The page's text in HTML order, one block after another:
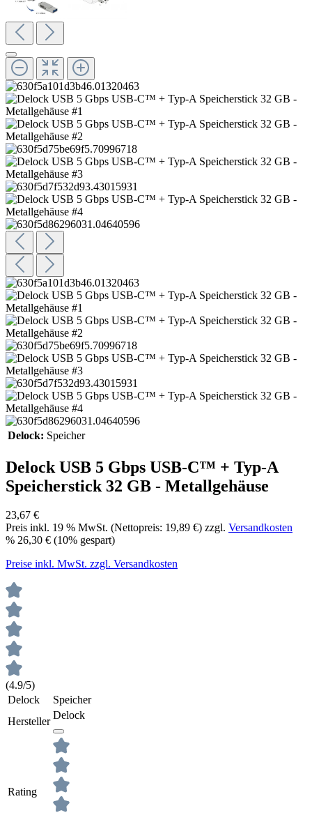
Delock: Speicher
Delock USB 5 Gbps USB-C™ + Typ-A
Speicherstick 32 GB - Metallgehäuse
23,67 €
Preis inkl. 19 % MwSt. (Nettopreis: 19,89 €) zzgl. Versandkosten
% 26,30 € (10% gespart)
Preise inkl. MwSt. zzgl. Versandkosten
(4.9/5)
Delock
Speicher
Hersteller
Delock
Rating